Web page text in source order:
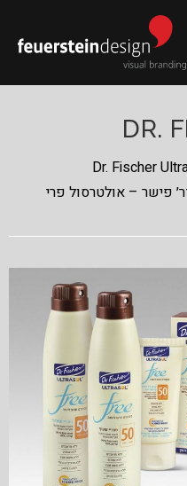
DR.
Dr. Fischer
פישר – אולטרסול פרי